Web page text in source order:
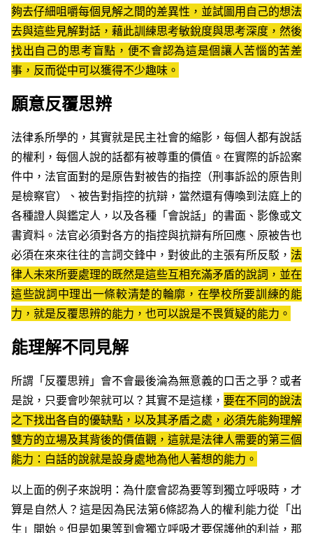
夠去仔細咀嚼每個見解之間的差異性，並試圖用自己的想法
去與這些見解對話，藉此訓練思考敏銳度與思考深度，然後
找出自己的思考盲點，便不會認為這是個讓人苦惱的苦差
事，反而從中可以獲得不少趣味。
願意反覆思辨
法律系所學的，其實就是民主社會的縮影，每個人都有說話
的權利，每個人說的話都有被尊重的價值。在實際的訴訟案
件中，法官面對的是原告對被告的指控（刑事訴訟的原告則
是檢察官）、被告對指控的抗辯，當然還有傳喚到法庭上的
各種證人與鑑定人，以及各種「會說話」的書面、影像或文
書資料。法官必須對各方的指控與抗辯有所回應、原被告也
必須在來來往往的言詞交鋒中，對彼此的主張有所反駁， 法
律人未來所要處理的既然是這些互相充滿矛盾的說詞，並在
這些說詞中理出一條較清楚的輪廓，在學校所要訓練的能
力，就是反覆思辨的能力，也可以說是不畏質疑的能力。
能理解不同見解
所謂「反覆思辨」會不會最後淪為無意義的口舌之爭？或者
是說，只要會吵架就可以？其實不是這樣， 要在不同的說法
之下找出各自的優缺點，以及其矛盾之處，必須先能夠理解
雙方的立場及其背後的價值觀，這就是法律人需要的第三個
能力：白話的說就是設身處地為他人著想的能力。
以上面的例子來說明：為什麼會認為要等到獨立呼吸時，才
算是自然人？這是因為民法第6條認為人的權利能力從「出
生」開始。但是如果等到會獨立呼吸才要保護他的利益，那